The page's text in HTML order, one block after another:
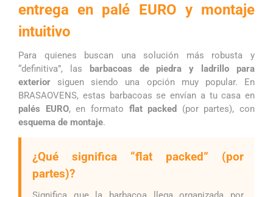
entrega en palé EURO y montaje
intuitivo
Para quienes buscan una solución más robusta y
“definitiva”, las
barbacoas de piedra y ladrillo para
exterior siguen siendo una opción muy popular. En
BRASAOVENS, estas barbacoas se envían a tu casa en
palés EURO, en formato flat packed
(por partes), con
esquema de montaje.
¿Qué significa “flat packed” (por
partes)?